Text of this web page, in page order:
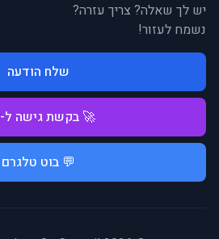
יש לך שאלה? צריך עזרה?
נשמח לעזור!
שלח הודעה
🚀 בקשת גישה ל-API
💬 בוט טלגרם